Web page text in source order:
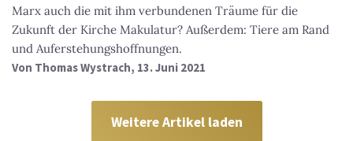
Marx auch die mit ihm verbundenen Träume für die
Zukunft der Kirche Makulatur? Außerdem: Tiere am Rand
und Auferstehungshoffnungen.
Von Thomas Wystrach, 13. Juni 2021
Weitere Artikel laden